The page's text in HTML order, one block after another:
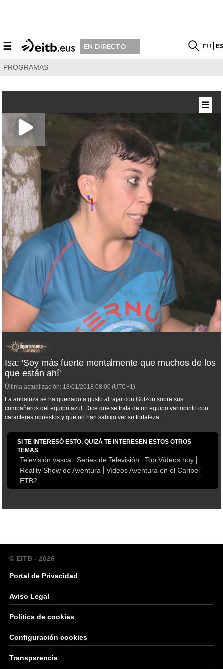
☰ EN DIRECTO EU
PROGRAMAS
Isa: 'Soy más fuerte mentalmente que muchos de los
que están ahí'
Última actualización: 18/01/2018 08:00 (UTC+1)
La andaluza se ha quedado a gusto al rajar con Gotzon sobre sus
compañeros del equipo azul. Dice que se trata de un equipo variopinto con
caracteres opuestos y que no han sabido ver su fortaleza.
SI TE INTERESÓ ESTO, QUIZÁ TE INTERESEN ESTOS OTROS
TEMAS
Televisión vasca Series de Televisión
Top Vídeos hoy
Reality Show de Aventura
Vídeos Aventura en el Caribe
ETB2
☰
© EITB - 2026
Portal de Privacidad
Aviso Legal
Política de cookies
Configuración cookies
Transparencia